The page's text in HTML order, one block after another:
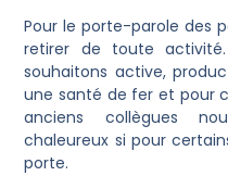
Pour le porte-parole des
retirer de toute
souhaitons active,
une santé de fer et pour
anciens collègues
chaleureux si pour
porte.